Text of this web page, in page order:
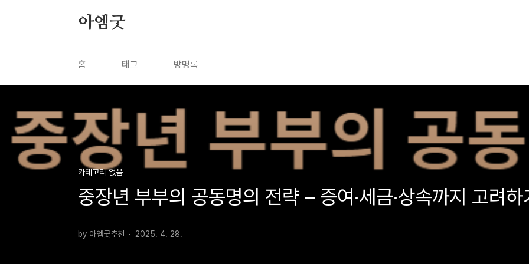
아엠굿
홈 태그 방명록
카테고리 없음
중장년 부부의 공동명의 전략 – 증여·세금·상속까지 고려하
by 아엠굿추천 2025. 4. 28.